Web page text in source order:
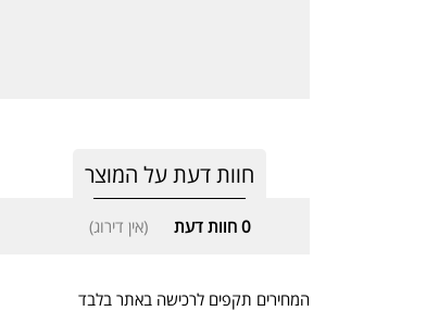
חוות דעת על המוצר
0 חוות דעת (אין דירוג)
המחירים תקפים לרכישה באתר בלבד